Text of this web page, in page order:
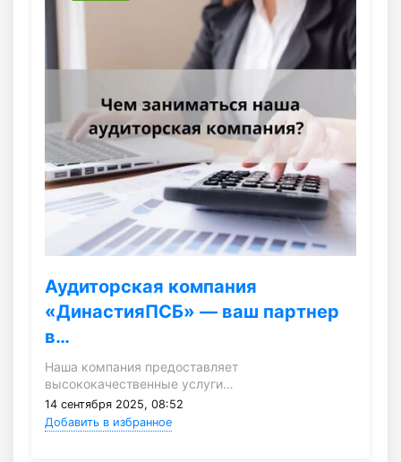
Аудиторская компания
«ДинастияПСБ» — ваш партнер
в…
Наша компания предоставляет
высококачественные услуги…
14 сентября 2025, 08:52
Добавить в избранное